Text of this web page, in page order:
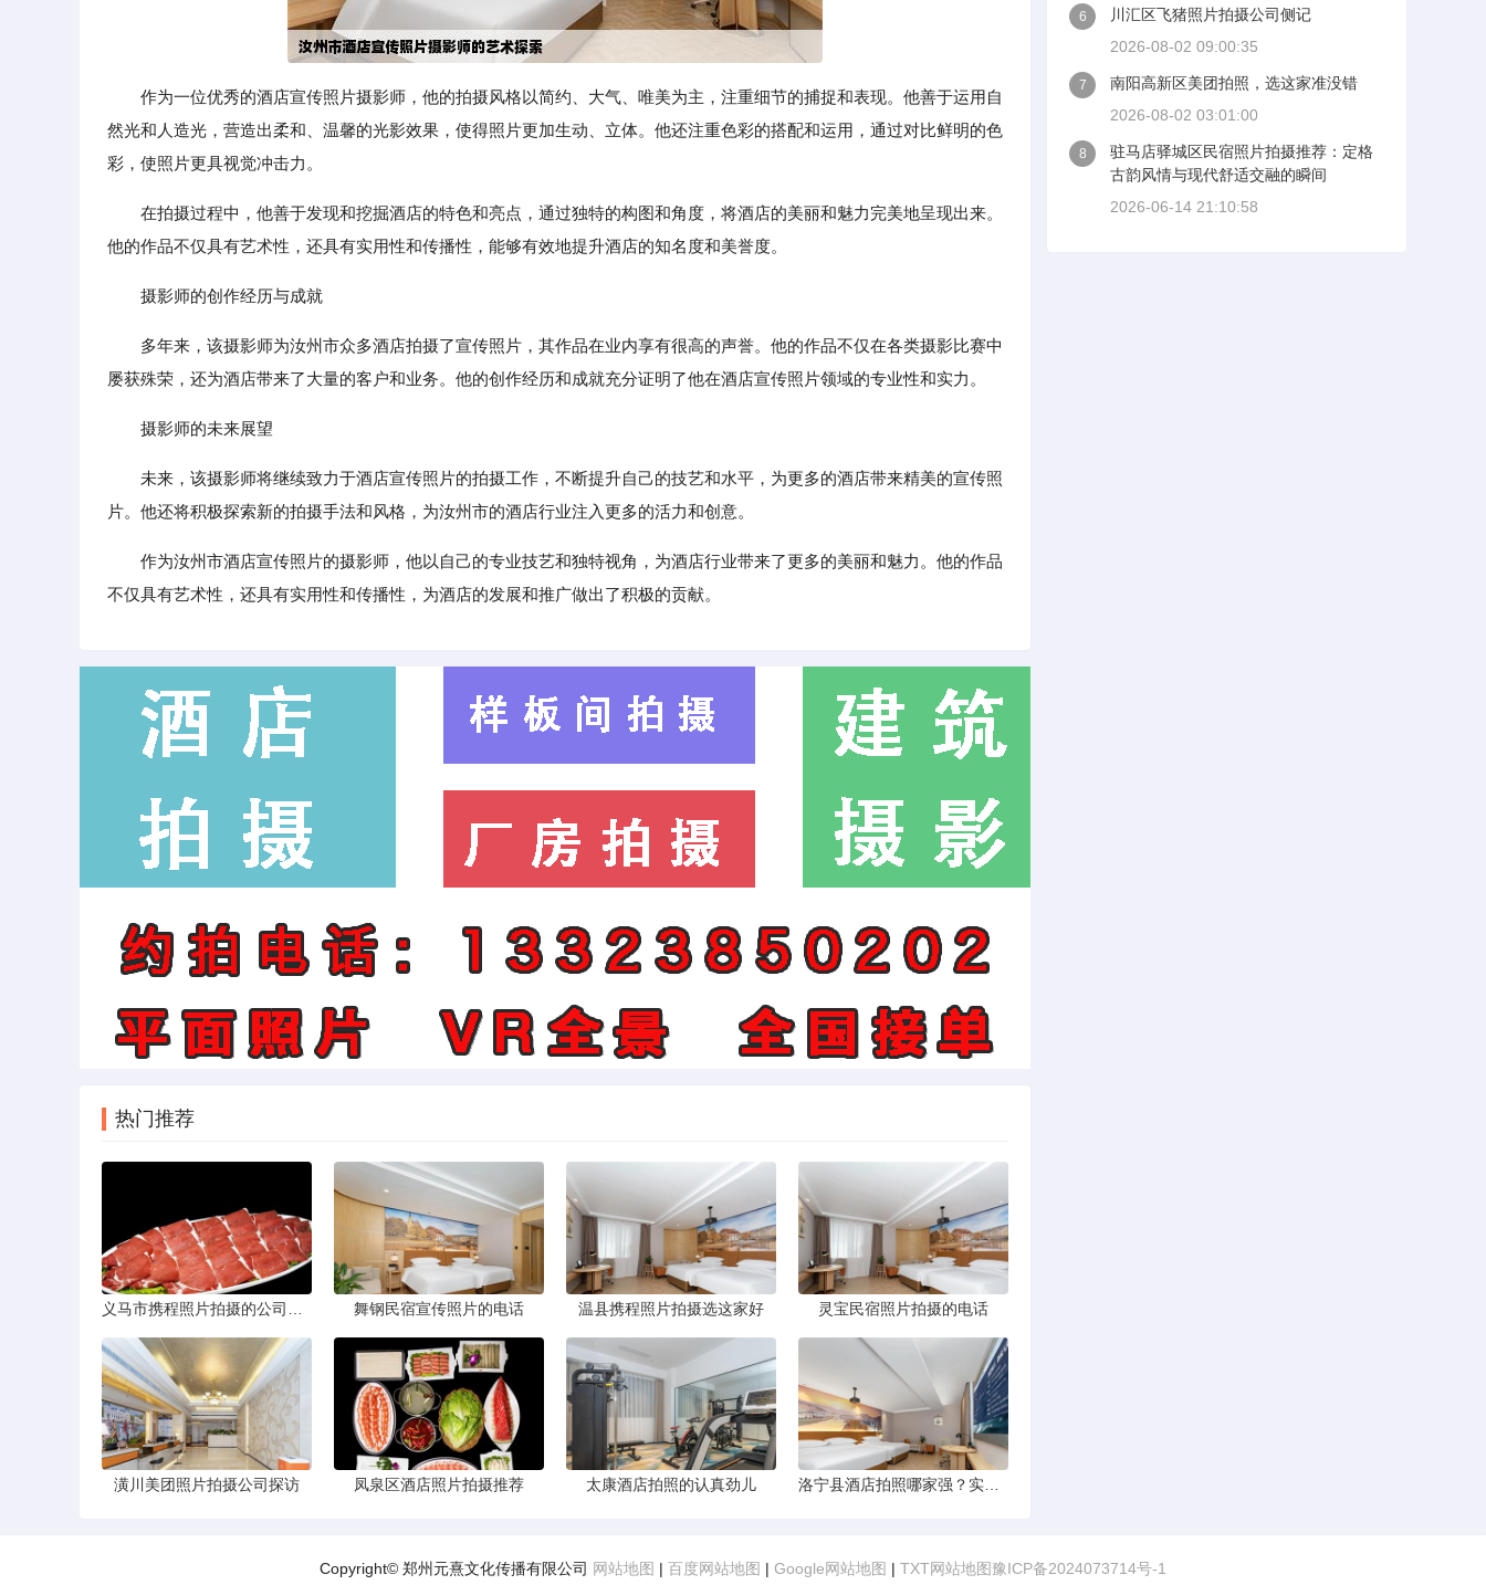
作为一位优秀的酒店宣传照片摄影师，他的拍摄风格以简约、大气、唯美为主，注重细节的捕捉和表现。他善于运用自
然光和人造光，营造出柔和、温馨的光影效果，使得照片更加生动、立体。他还注重色彩的搭配和运用，通过对比鲜明的色
彩，使照片更具视觉冲击力。
在拍摄过程中，他善于发现和挖掘酒店的特色和亮点，通过独特的构图和角度，将酒店的美丽和魅力完美地呈现出来。
他的作品不仅具有艺术性，还具有实用性和传播性，能够有效地提升酒店的知名度和美誉度。
摄影师的创作经历与成就
多年来，该摄影师为汝州市众多酒店拍摄了宣传照片，其作品在业内享有很高的声誉。他的作品不仅在各类摄影比赛中
屡获殊荣，还为酒店带来了大量的客户和业务。他的创作经历和成就充分证明了他在酒店宣传照片领域的专业性和实力。
摄影师的未来展望
未来，该摄影师将继续致力于酒店宣传照片的拍摄工作，不断提升自己的技艺和水平，为更多的酒店带来精美的宣传照
片。他还将积极探索新的拍摄手法和风格，为汝州市的酒店行业注入更多的活力和创意。
作为汝州市酒店宣传照片的摄影师，他以自己的专业技艺和独特视角，为酒店行业带来了更多的美丽和魅力。他的作品
不仅具有艺术性，还具有实用性和传播性，为酒店的发展和推广做出了积极的贡献。
热门推荐
舞钢民宿宣传照片的电话 温县携程照片拍摄选这家好 灵宝民宿照片拍摄的电话
潢川美团照片拍摄公司探访 凤泉区酒店照片拍摄推荐 太康酒店拍照的认真劲儿
6
川汇区飞猪照片拍摄公司侧记
2026-08-02 09:00:35
7
南阳高新区美团拍照，选这家准没错
2026-08-02 03:01:00
8
驻马店驿城区民宿照片拍摄推荐：定格
古韵风情与现代舒适交融的瞬间
2026-06-14 21:10:58
Copyright© 郑州元熹文化传播有限公司 网站地图 | 百度网站地图 | Google网站地图 | TXT网站地图豫ICP备2024073714号-1